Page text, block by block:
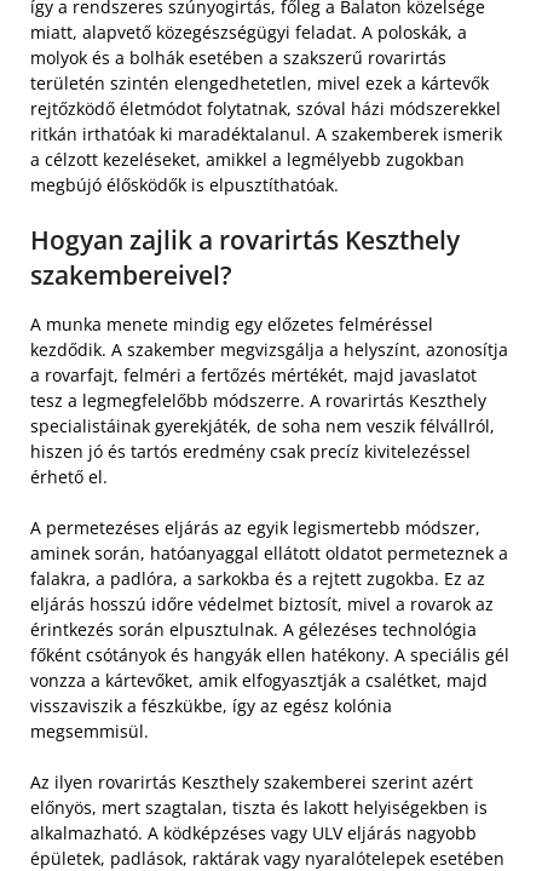
így a rendszeres szúnyogirtás, főleg a Balaton közelsége
miatt, alapvető közegészségügyi feladat. A poloskák, a
molyok és a bolhák esetében a szakszerű rovarirtás
területén szintén elengedhetetlen, mivel ezek a kártevők
rejtőzködő életmódot folytatnak, szóval házi módszerekkel
ritkán irthatóak ki maradéktalanul. A szakemberek ismerik
a célzott kezeléseket, amikkel a legmélyebb zugokban
megbújó élősködők is elpusztíthatóak.
Hogyan zajlik a rovarirtás Keszthely
szakembereivel?
A munka menete mindig egy előzetes felméréssel
kezdődik. A szakember megvizsgálja a helyszínt, azonosítja
a rovarfajt, felméri a fertőzés mértékét, majd javaslatot
tesz a legmegfelelőbb módszerre. A rovarirtás Keszthely
specialistáinak gyerekjáték, de soha nem veszik félvállról,
hiszen jó és tartós eredmény csak precíz kivitelezéssel
érhető el.
A permetezéses eljárás az egyik legismertebb módszer,
aminek során, hatóanyaggal ellátott oldatot permeteznek a
falakra, a padlóra, a sarkokba és a rejtett zugokba. Ez az
eljárás hosszú időre védelmet biztosít, mivel a rovarok az
érintkezés során elpusztulnak. A gélezéses technológia
főként csótányok és hangyák ellen hatékony. A speciális gél
vonzza a kártevőket, amik elfogyasztják a csalétket, majd
visszaviszik a fészkükbe, így az egész kolónia
megsemmisül.
Az ilyen rovarirtás Keszthely szakemberei szerint azért
előnyös, mert szagtalan, tiszta és lakott helyiségekben is
alkalmazható. A ködképzéses vagy ULV eljárás nagyobb
épületek, padlások, raktárak vagy nyaralótelepek esetében